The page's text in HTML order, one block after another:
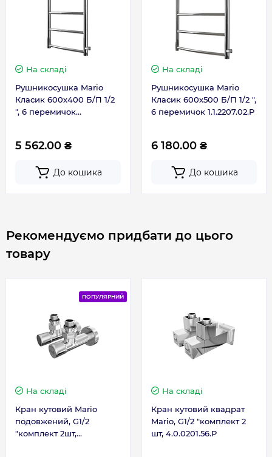
Контакти сервісного центру 0 800 203 530
На складі
Рушникосушка Mario
Класик 600х400 Б/П 1/2
", 6 перемичок
5 562.00 ₴
До кошика
На складі
Рушникосушка Mario
Класик 600х500 Б/П 1/2 ",
6 перемичок 1.1.2207.02.P
6 180.00 ₴
До кошика
Рекомендуємо придбати до цього
товару
ПОПУЛЯРНИЙ
На складі
Кран кутовий Mario
подовжений, G1/2
"комплект 2шт,
На складі
Кран кутовий квадрат
Mario, G1/2 "комплект 2
шт, 4.0.0201.56.P